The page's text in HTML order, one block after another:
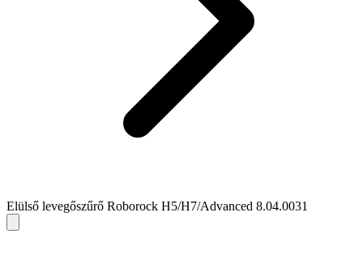
Elülső levegőszűrő Roborock H5/H7/Advanced 8.04.0031